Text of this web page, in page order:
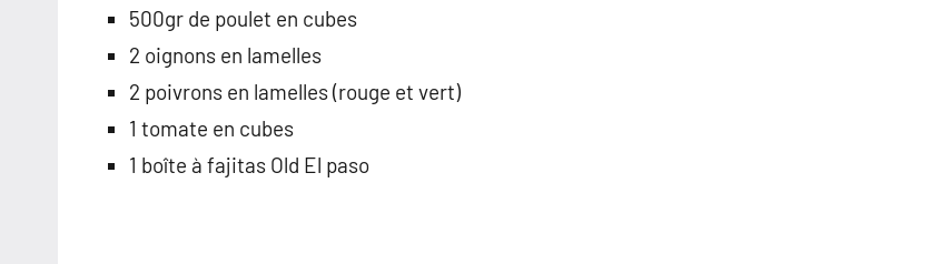
500gr de poulet en cubes
2 oignons en lamelles
2 poivrons en lamelles (rouge et vert)
1 tomate en cubes
1 boîte à fajitas Old El paso